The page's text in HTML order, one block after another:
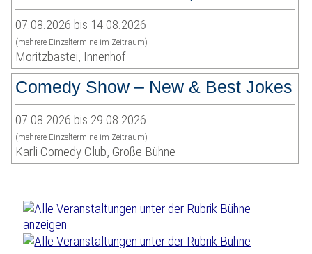
07.08.2026 bis 14.08.2026
(mehrere Einzeltermine im Zeitraum)
Moritzbastei, Innenhof
Comedy Show – New & Best Jokes
07.08.2026 bis 29.08.2026
(mehrere Einzeltermine im Zeitraum)
Karli Comedy Club, Große Bühne